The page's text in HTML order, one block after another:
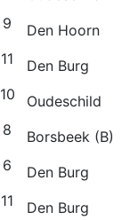
9
Den Hoorn
11
Den Burg
10
Oudeschild
8
Borsbeek (B)
6
Den Burg
11
Den Burg